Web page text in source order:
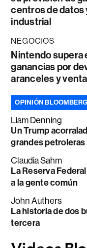
centros de
industrial
NEGOCIOS
Nintendo supera
ganancias por
aranceles y
OPINIÓN BLOOMBERG
Liam Denning
Un Trump
grandes petroleras
Claudia Sahm
La Reserva
a la gente común
John Authers
La historia de dos
tercera